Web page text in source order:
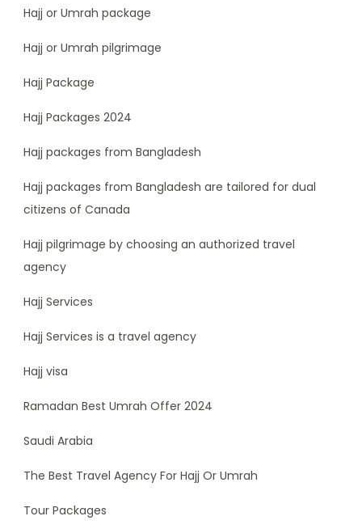
Hajj or Umrah package
Hajj or Umrah pilgrimage
Hajj Package
Hajj Packages 2024
Hajj packages from Bangladesh
Hajj packages from Bangladesh are tailored for dual
citizens of Canada
Hajj pilgrimage by choosing an authorized travel
agency
Hajj Services
Hajj Services is a travel agency
Hajj visa
Ramadan Best Umrah Offer 2024
Saudi Arabia
The Best Travel Agency For Hajj Or Umrah
Tour Packages